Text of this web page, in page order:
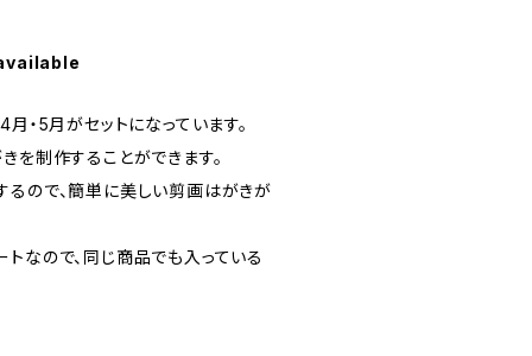
・5月がセットになっています。
を制作することができます。
るので、簡単に美しい剪画はがきが
なので、同じ商品でも入っている